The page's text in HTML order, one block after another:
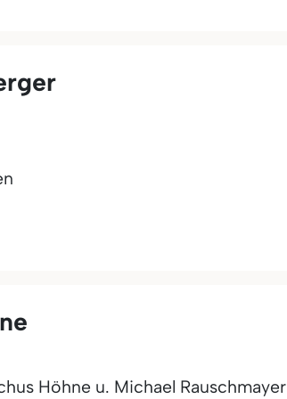
Höhne u. Michael Rauschmayer